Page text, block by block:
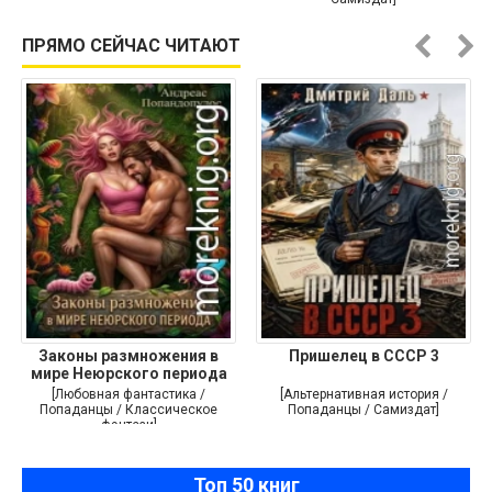
ПРЯМО СЕЙЧАС ЧИТАЮТ
Законы размножения в
мире Неюрского периода
[Любовная фантастика /
Попаданцы / Классическое
фэнтези]
Пришелец в СССР 3
[Альтернативная история /
Попаданцы / Самиздат]
Топ 50 книг